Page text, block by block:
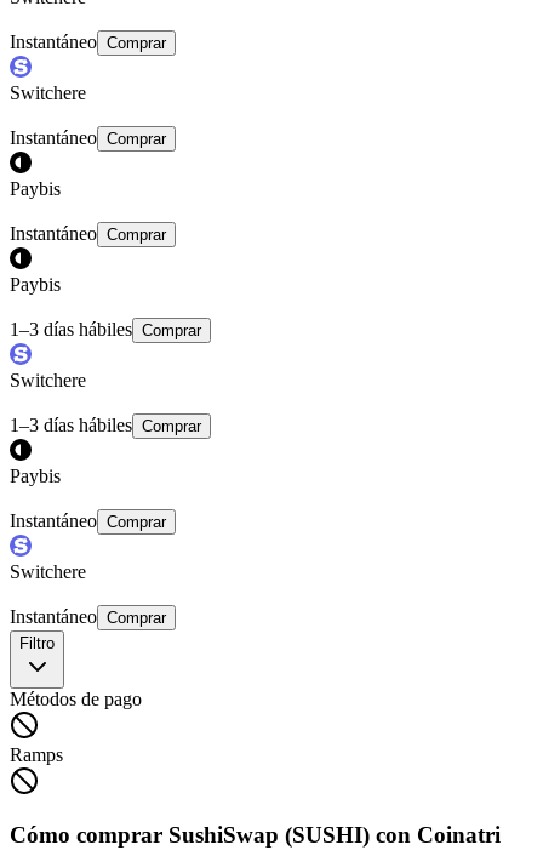
Instantáneo Comprar
Switchere
Instantáneo Comprar
Paybis
Instantáneo Comprar
Paybis
1–3 días hábiles Comprar
Switchere
1–3 días hábiles Comprar
Paybis
Instantáneo Comprar
Switchere
Instantáneo Comprar
Filtro
Métodos de pago
Ramps
Cómo comprar SushiSwap (SUSHI) con Coinatri